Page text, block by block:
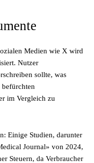
Medien wie X wird
Nutzer
sollte, was
befürchten
im Vergleich zu
Einige Studien, darunter
Journal» von 2024,
Steuern, da Verbraucher